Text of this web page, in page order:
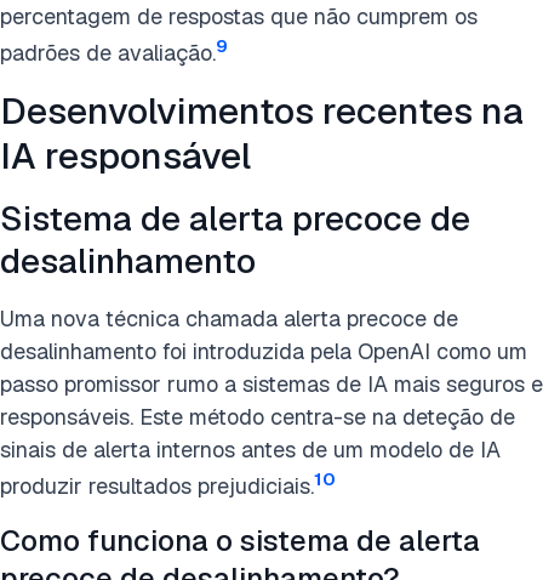
percentagem de respostas que não cumprem os
padrões de avaliação.9
Desenvolvimentos recentes na
IA responsável
Sistema de alerta precoce de
desalinhamento
Uma nova técnica chamada alerta precoce de
desalinhamento foi introduzida pela OpenAI como um
passo promissor rumo a sistemas de IA mais seguros e
responsáveis. Este método centra-se na deteção de
sinais de alerta internos antes de um modelo de IA
produzir resultados prejudiciais.10
Como funciona o sistema de alerta